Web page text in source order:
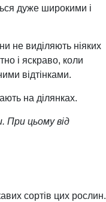
дуже широкими і
не виділяють ніяких
і яскраво, коли
відтінками.
на ділянках.
При цьому від
сортів цих рослин.